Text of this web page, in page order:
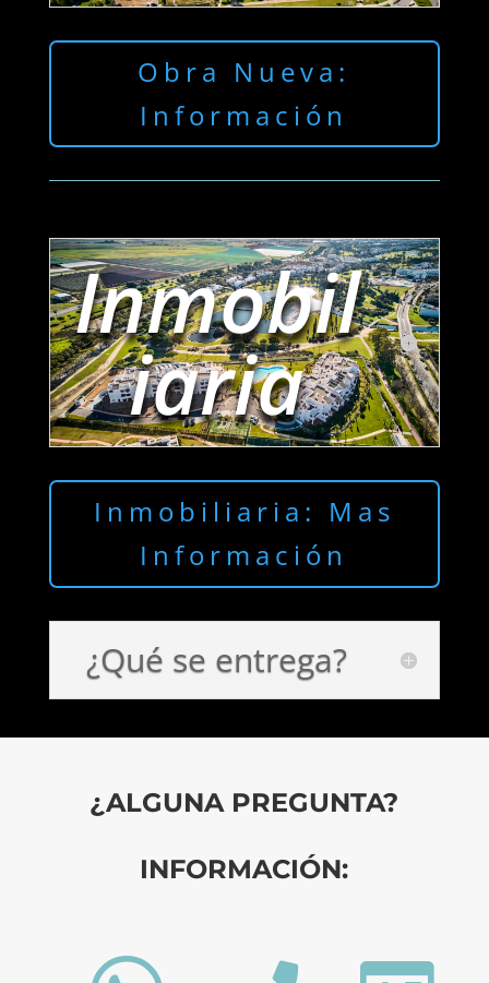
Obra Nueva:
Información
Inmobil
iaria
Inmobiliaria: Mas
Información
¿Qué se entrega?
¿ALGUNA PREGUNTA?
INFORMACIÓN: